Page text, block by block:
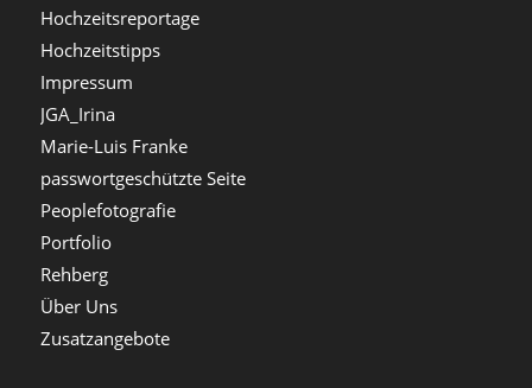
Hochzeitsreportage
Hochzeitstipps
Impressum
JGA_Irina
Marie-Luis Franke
passwortgeschützte Seite
Peoplefotografie
Portfolio
Rehberg
Über Uns
Zusatzangebote